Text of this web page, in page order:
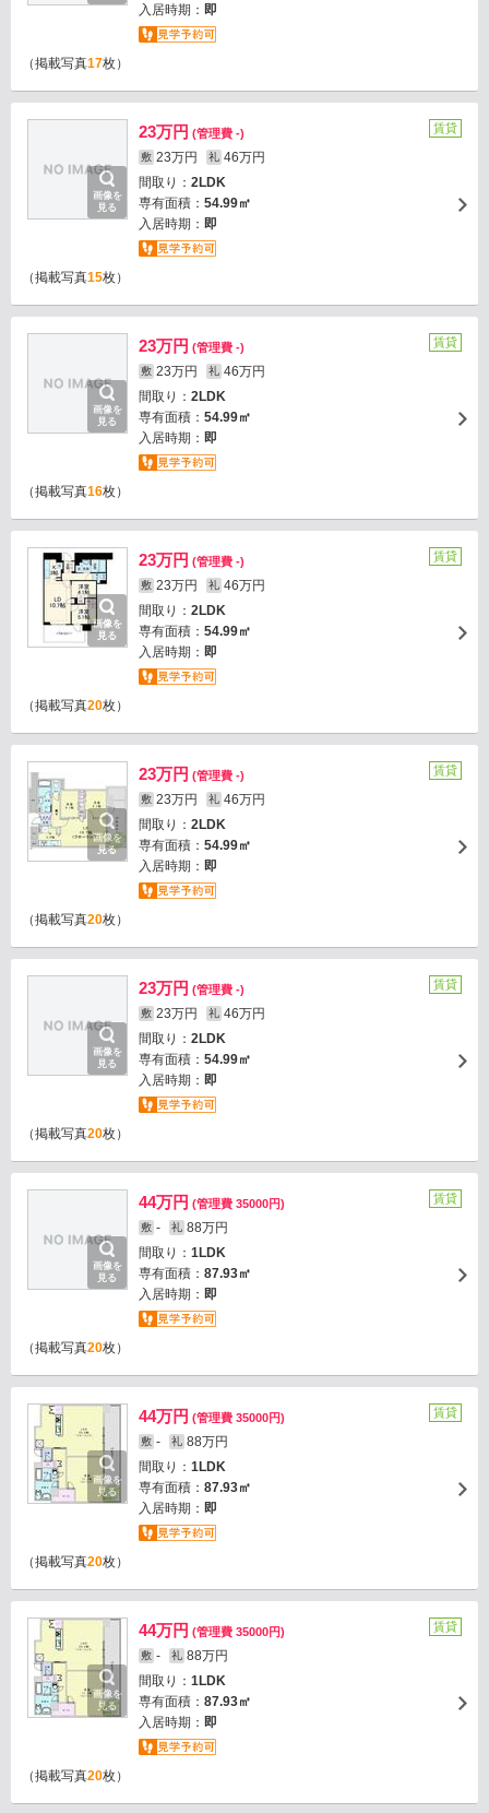
入居時期： 即
（掲載写真17枚）
画像を
見る
23万円 (管理費 -)
敷 23万円 礼 46万円
間取り： 2LDK
専有面積： 54.99㎡
入居時期： 即
賃貸
（掲載写真15枚）
画像を
見る
23万円 (管理費 -)
敷 23万円 礼 46万円
間取り： 2LDK
専有面積： 54.99㎡
入居時期： 即
賃貸
（掲載写真16枚）
画像を
見る
23万円 (管理費 -)
敷 23万円 礼 46万円
間取り： 2LDK
専有面積： 54.99㎡
入居時期： 即
賃貸
（掲載写真20枚）
画像を
見る
23万円 (管理費 -)
敷 23万円 礼 46万円
間取り： 2LDK
専有面積： 54.99㎡
入居時期： 即
賃貸
（掲載写真20枚）
画像を
見る
23万円 (管理費 -)
敷 23万円 礼 46万円
間取り： 2LDK
専有面積： 54.99㎡
入居時期： 即
賃貸
（掲載写真20枚）
画像を
見る
44万円 (管理費 35000円)
敷 - 礼 88万円
間取り： 1LDK
専有面積： 87.93㎡
入居時期： 即
賃貸
（掲載写真20枚）
画像を
見る
44万円 (管理費 35000円)
敷 - 礼 88万円
間取り： 1LDK
専有面積： 87.93㎡
入居時期： 即
賃貸
（掲載写真20枚）
画像を
見る
44万円 (管理費 35000円)
敷 - 礼 88万円
間取り： 1LDK
専有面積： 87.93㎡
入居時期： 即
賃貸
（掲載写真20枚）